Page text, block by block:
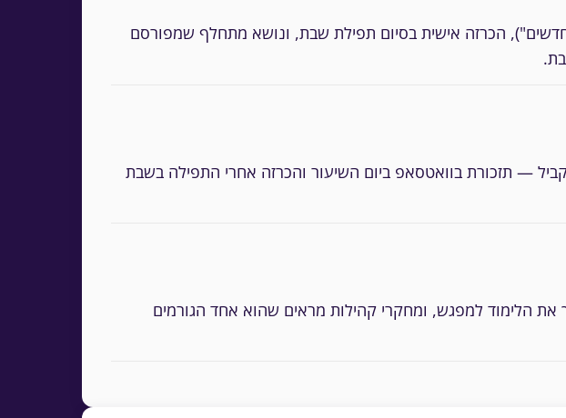
הכרזה אישית בסיום תפילת שבת, ונושא מתחלף שמפורסם
— תזכורת בוואטסאפ ביום השיעור והכרזה אחרי התפילה בשבת
הלימוד למפגש, ומחקרי קהילות מראים שהוא אחד הגורמים